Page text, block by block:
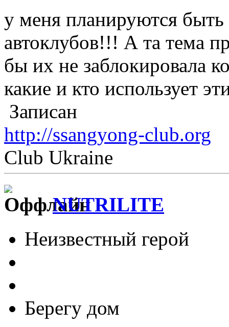
у меня планируются быть
автоклубов!!! А та тема
бы их не заблокировала
какие и кто использует
Записан
http://ssangyong-club.org
Club Ukraine
NUTRILITE
Неизвестный герой
Берегу дом